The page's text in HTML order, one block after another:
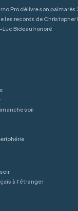
Pro délivre son palmarès
les records de Christopher
Luc Bideau honoré
soir
à l’étranger